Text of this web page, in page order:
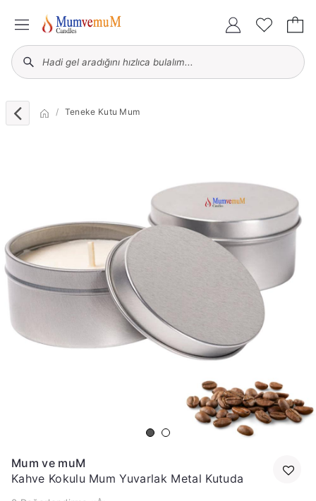
Teneke Kutu Mum
Mum ve muM
Kahve Kokulu Mum Yuvarlak Metal Kutuda